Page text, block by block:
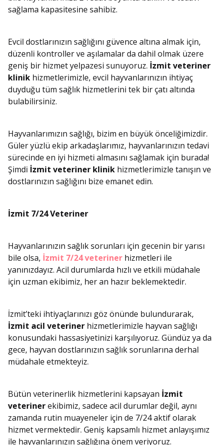
sağlama kapasitesine sahibiz.
Evcil dostlarınızın sağlığını güvence altına almak için,
düzenli kontroller ve aşılamalar da dahil olmak üzere
geniş bir hizmet yelpazesi sunuyoruz. İzmit veteriner
klinik hizmetlerimizle, evcil hayvanlarınızın ihtiyaç
duyduğu tüm sağlık hizmetlerini tek bir çatı altında
bulabilirsiniz.
Hayvanlarımızın sağlığı, bizim en büyük önceliğimizdir.
Güler yüzlü ekip arkadaşlarımız, hayvanlarınızın tedavi
sürecinde en iyi hizmeti almasını sağlamak için burada!
Şimdi İzmit veteriner klinik hizmetlerimizle tanışın ve
dostlarınızın sağlığını bize emanet edin.
İzmit 7/24 Veteriner
Hayvanlarınızın sağlık sorunları için gecenin bir yarısı
bile olsa, İzmit 7/24 veteriner hizmetleri ile
yanınızdayız. Acil durumlarda hızlı ve etkili müdahale
için uzman ekibimiz, her an hazır beklemektedir.
İzmit’teki ihtiyaçlarınızı göz önünde bulundurarak,
İzmit acil veteriner hizmetlerimizle hayvan sağlığı
konusundaki hassasiyetinizi karşılıyoruz. Gündüz ya da
gece, hayvan dostlarınızın sağlık sorunlarına derhal
müdahale etmekteyiz.
Bütün veterinerlik hizmetlerini kapsayan İzmit
veterinerekibimiz, sadece acil durumlar değil, aynı
zamanda rutin muayeneler için de 7/24 aktif olarak
hizmet vermektedir. Geniş kapsamlı hizmet anlayışımız
ile hayvanlarınızın sağlığına önem veriyoruz.